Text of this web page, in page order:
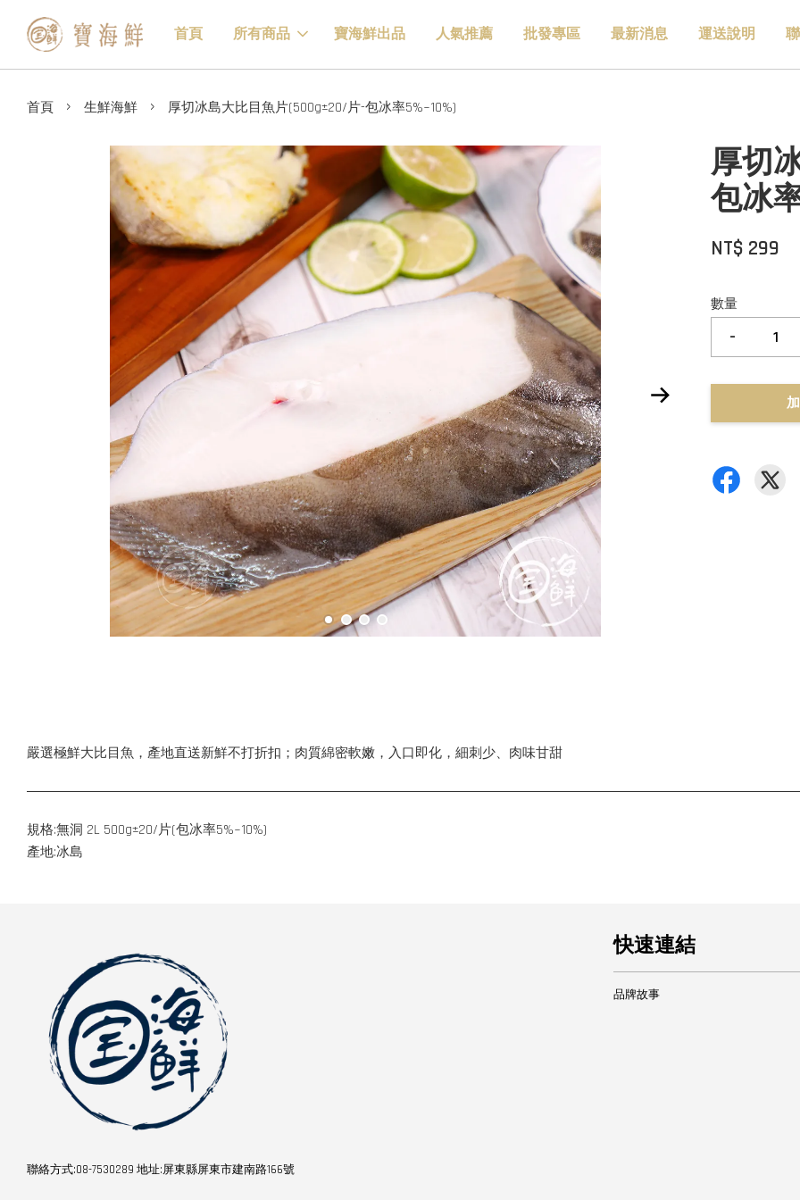
首頁 所有商品 寶海鮮出品 人氣推薦 批發專區 最新消息 運送說明
首頁 › 生鮮海鮮 › 厚切冰島大比目魚片(500g±20/片-包冰率5%~10%)
厚切
包冰
NT$ 299
數量
-
嚴選極鮮大比目魚，產地直送新鮮不打折扣；肉質綿密軟嫩，入口即化，細刺少、肉味甘甜
規格:無洞 2L 500g±20/片(包冰率5%~10%)
產地:冰島
聯絡方式:08-7530289 地址:屏東縣屏東市建南路166號
快速連結
品牌故事